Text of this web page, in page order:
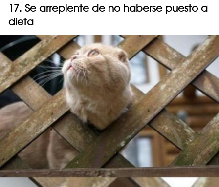
17. Se arrepiente de no haberse puesto a
dieta